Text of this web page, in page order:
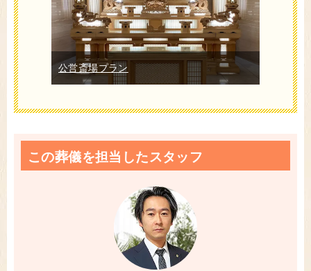
公営斎場プラン
この葬儀を担当したスタッフ